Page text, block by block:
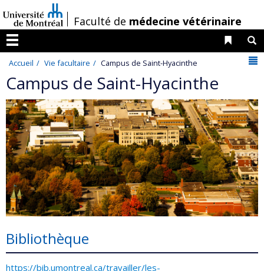
au
contenu
/Faculté de médecine vétérinaire
Menu
Liens
Accueil Vie facultaire Campus de Saint-Hyacinthe
Campus de Saint-Hyacinthe
Bibliothèque
https://bib.umontreal.ca/travailler/les-